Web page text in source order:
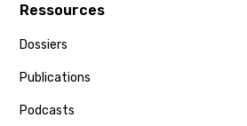
Ressources
Dossiers
Publications
Podcasts